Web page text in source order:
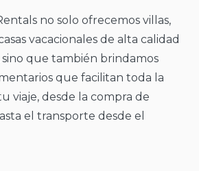
no solo ofrecemos villas,
vacacionales de alta calidad
que también brindamos
que facilitan toda la
viaje, desde la compra de
el transporte desde el